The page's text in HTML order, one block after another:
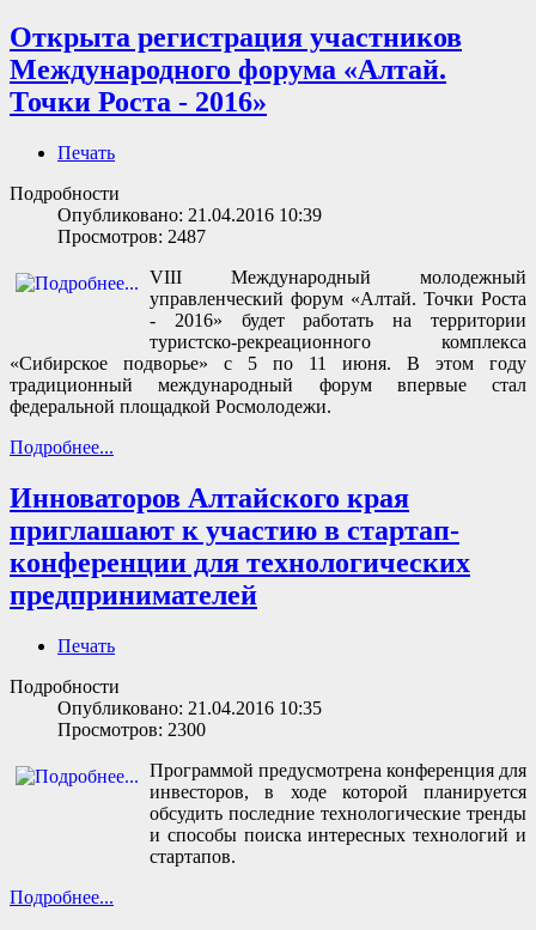
Открыта регистрация участников
Международного форума «Алтай.
Точки Роста - 2016»
Печать
Подробности
Опубликовано: 21.04.2016 10:39
Просмотров: 2487
VIII Международный молодежный
управленческий форум «Алтай. Точки Роста
- 2016» будет работать на территории
туристско-рекреационного комплекса
«Сибирское подворье» с 5 по 11 июня. В этом году
традиционный международный форум впервые стал
федеральной площадкой Росмолодежи.
Подробнее...
Инноваторов Алтайского края
приглашают к участию в стартап-
конференции для технологических
предпринимателей
Печать
Подробности
Опубликовано: 21.04.2016 10:35
Просмотров: 2300
Программой предусмотрена конференция для
инвесторов, в ходе которой планируется
обсудить последние технологические тренды
и способы поиска интересных технологий и
стартапов.
Подробнее...